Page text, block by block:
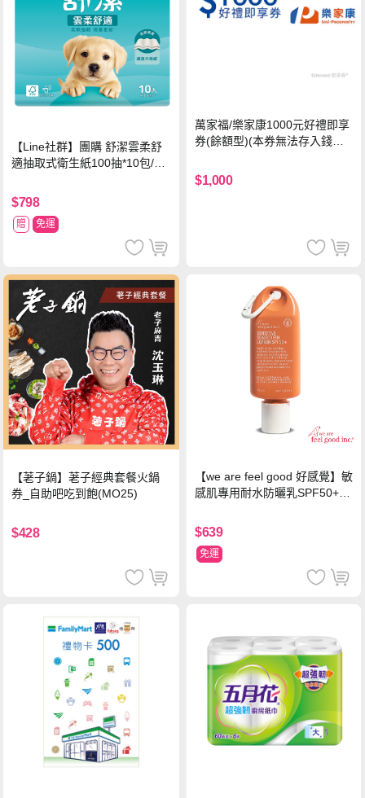
【Line社群】團購 舒潔雲柔舒
適抽取式衛生紙100抽*10包/6
$798
贈 免運
萬家福/樂家康1000元好禮即享
券(餘額型)(本券無法存入錢包
$1,000
【荖子鍋】荖子經典套餐火鍋
券_自助吧吃到飽(MO25)
$428
【we are feel good 好感覺】敏
感肌專用耐水防曬乳SPF50+ 7
$639
免運